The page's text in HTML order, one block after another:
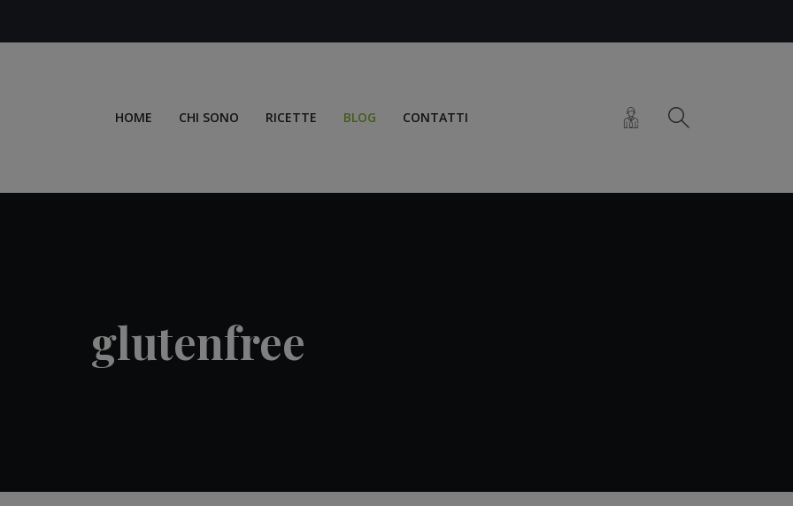
HOME CHI SONO RICETTE BLOG CONTATTI
glutenfree